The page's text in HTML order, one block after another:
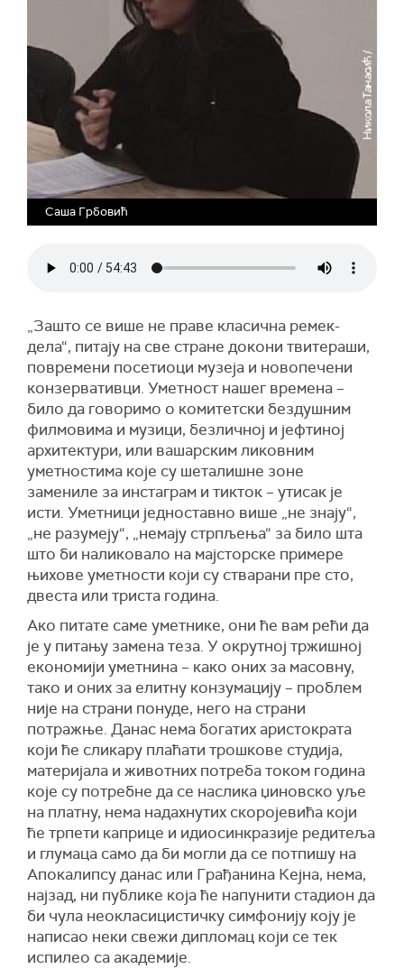
Саша Грбовић
„Зашто се више не праве класична ремек-
дела“, питају на све стране докони твитераши,
повремени посетиоци музеја и новопечени
конзервативци. Уметност нашег времена –
било да говоримо о комитетски бездушним
филмовима и музици, безличној и јефтиној
архитектури, или вашарским ликовним
уметностима које су шеталишне зоне
замениле за инстаграм и тикток – утисак је
исти. Уметници једноставно више „не знају“,
„не разумеју“, „немају стрпљења“ за било шта
што би наликовало на мајсторске примере
њихове уметности који су стварани пре сто,
двеста или триста година.
Ако питате саме уметнике, они ће вам рећи да
је у питању замена теза. У окрутној тржишној
економији уметнина – како оних за масовну,
тако и оних за елитну конзумацију – проблем
није на страни понуде, него на страни
потражње. Данас нема богатих аристократа
који ће сликару плаћати трошкове студија,
материјала и животних потреба током година
које су потребне да се наслика џиновско уље
на платну, нема надахнутих скоројевића који
ће трпети каприце и идиосинкразије редитеља
и глумаца само да би могли да се потпишу на
Апокалипсу данас или Грађанина Кејна, нема,
најзад, ни публике која ће напунити стадион да
би чула неокласицистичку симфонију коју је
написао неки свежи дипломац који се тек
испилео са академије.